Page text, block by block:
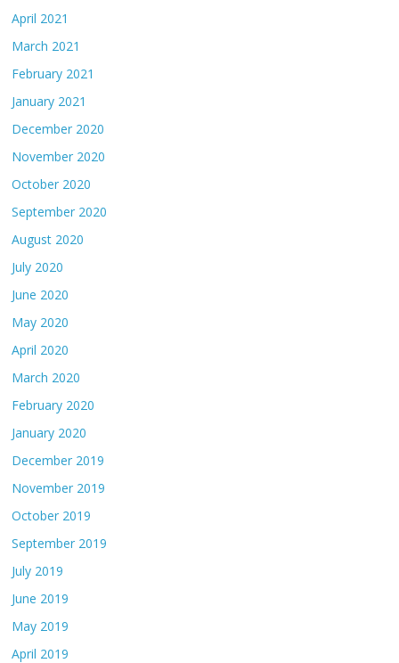
April 2021
March 2021
February 2021
January 2021
December 2020
November 2020
October 2020
September 2020
August 2020
July 2020
June 2020
May 2020
April 2020
March 2020
February 2020
January 2020
December 2019
November 2019
October 2019
September 2019
July 2019
June 2019
May 2019
April 2019